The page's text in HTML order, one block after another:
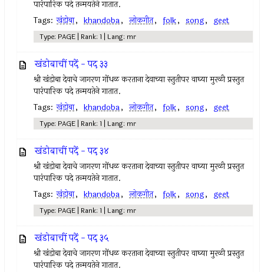
पारंपारिक पदे तन्मयतेने गातात.
Tags: खंडोबा, khandoba, लोकगीत, folk, song, geet
Type: PAGE | Rank: 1 | Lang: mr
खंडोबाचीं पदें - पद ३३
श्री खंडोबा देवाचे जागरण गोंधळ करताना देवाच्या स्तुतीपर वाघ्या मुरळी प्रस्तुत
पारंपारिक पदे तन्मयतेने गातात.
Tags: खंडोबा, khandoba, लोकगीत, folk, song, geet
Type: PAGE | Rank: 1 | Lang: mr
खंडोबाचीं पदें - पद ३४
श्री खंडोबा देवाचे जागरण गोंधळ करताना देवाच्या स्तुतीपर वाघ्या मुरळी प्रस्तुत
पारंपारिक पदे तन्मयतेने गातात.
Tags: खंडोबा, khandoba, लोकगीत, folk, song, geet
Type: PAGE | Rank: 1 | Lang: mr
खंडोबाचीं पदें - पद ३५
श्री खंडोबा देवाचे जागरण गोंधळ करताना देवाच्या स्तुतीपर वाघ्या मुरळी प्रस्तुत
पारंपारिक पदे तन्मयतेने गातात.